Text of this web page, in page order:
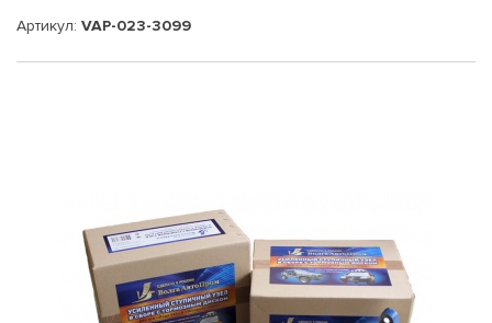
Артикул: VAP-023-3099